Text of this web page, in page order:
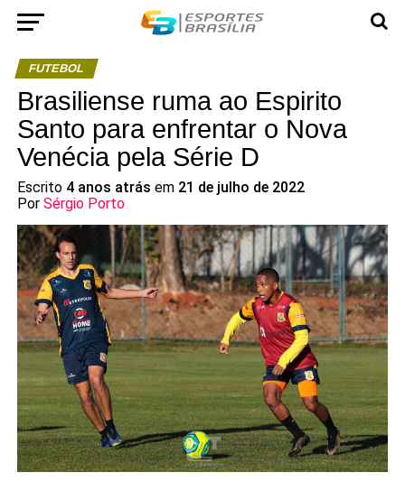
FUTEBOL
Brasiliense ruma ao Espirito
Santo para enfrentar o Nova
Venécia pela Série D
Escrito 4 anos atrás em 21 de julho de 2022
Por Sérgio Porto